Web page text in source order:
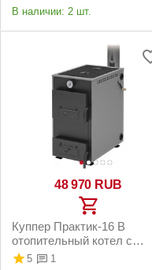
В наличии: 2 шт.
48 970 RUB
Куппер Практик-16 В
отопительный котел с
плитой до 160м2 16кВт
5
1